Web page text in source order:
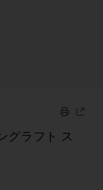
グラフト ス